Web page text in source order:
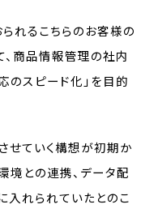
れるこちらのお客様の
、商品情報管理の社内
のスピード化」を目的
せていく構想が初期か
境との連携、データ配
入れられていたとのこ